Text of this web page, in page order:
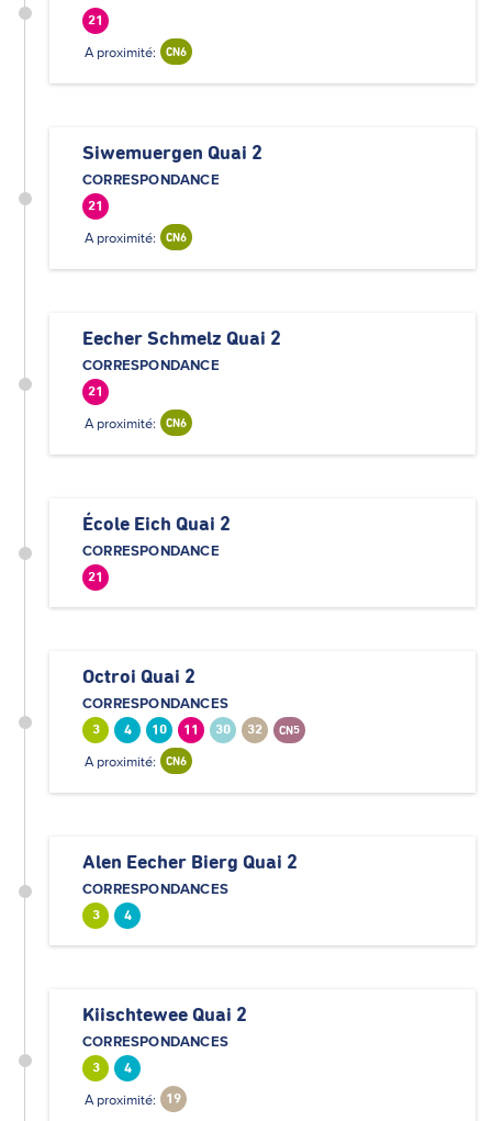
21
A proximité: CN6
Siwemuergen Quai 2
CORRESPONDANCE
21
A proximité: CN6
Eecher Schmelz Quai 2
CORRESPONDANCE
21
A proximité: CN6
École Eich Quai 2
CORRESPONDANCE
21
Octroi Quai 2
CORRESPONDANCES
3 4 10 11 30 32 CN5
A proximité: CN6
Alen Eecher Bierg Quai 2
CORRESPONDANCES
3 4
Kiischtewee Quai 2
CORRESPONDANCES
3 4
A proximité: 19